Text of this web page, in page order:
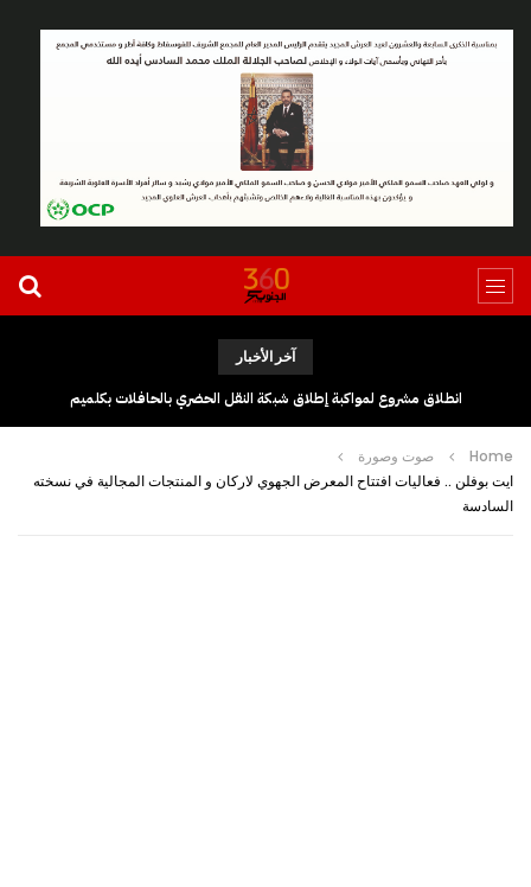
آخر الأخبار
انطلاق مشروع لمواكبة إطلاق شبكة النقل الحضري بالحافلات بكلميم
Home
صوت وصورة
ايت بوفلن .. فعاليات افتتاح المعرض الجهوي لاركان و المنتجات المجالية في نسخته
السادسة